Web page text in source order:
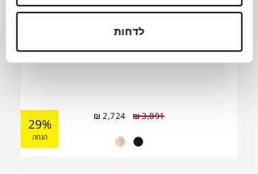
לדחות
₪3,891
₪2,724
29%
הנחה